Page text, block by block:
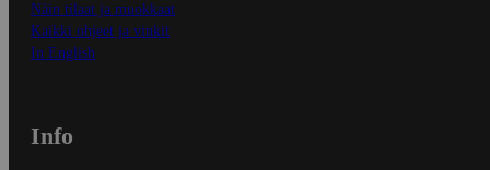
Näin tilaat ja muokkaat
Kaikki ohjeet ja vinkit
In English
Info